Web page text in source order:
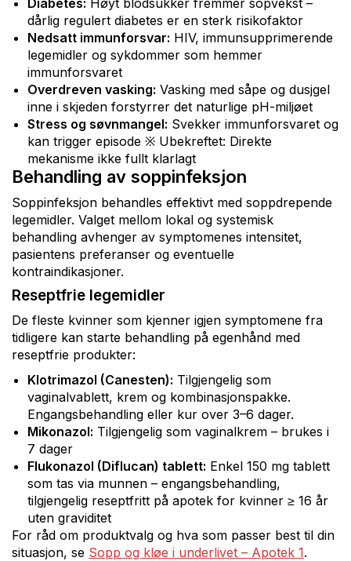
dårlig regulert diabetes er en sterk risikofaktor
Nedsatt immunforsvar: HIV, immunsupprimerende
legemidler og sykdommer som hemmer
immunforsvaret
Overdreven vasking: Vasking med såpe og dusjgel
inne i skjeden forstyrrer det naturlige pH-miljøet
Stress og søvnmangel: Svekker immunforsvaret og
kan trigger episode ※ Ubekreftet: Direkte
mekanisme ikke fullt klarlagt
Behandling av soppinfeksjon
Soppinfeksjon behandles effektivt med soppdrepende
legemidler. Valget mellom lokal og systemisk
behandling avhenger av symptomenes intensitet,
pasientens preferanser og eventuelle
kontraindikasjoner.
Reseptfrie legemidler
De fleste kvinner som kjenner igjen symptomene fra
tidligere kan starte behandling på egenhånd med
reseptfrie produkter:
Klotrimazol (Canesten): Tilgjengelig som
vaginalvablett, krem og kombinasjonspakke.
Engangsbehandling eller kur over 3–6 dager.
Mikonazol: Tilgjengelig som vaginalkrem – brukes i
7 dager
Flukonazol (Diflucan) tablett: Enkel 150 mg tablett
som tas via munnen – engangsbehandling,
tilgjengelig reseptfritt på apotek for kvinner ≥ 16 år
uten graviditet
For råd om produktvalg og hva som passer best til din
situasjon, se Sopp og kløe i underlivet – Apotek 1.